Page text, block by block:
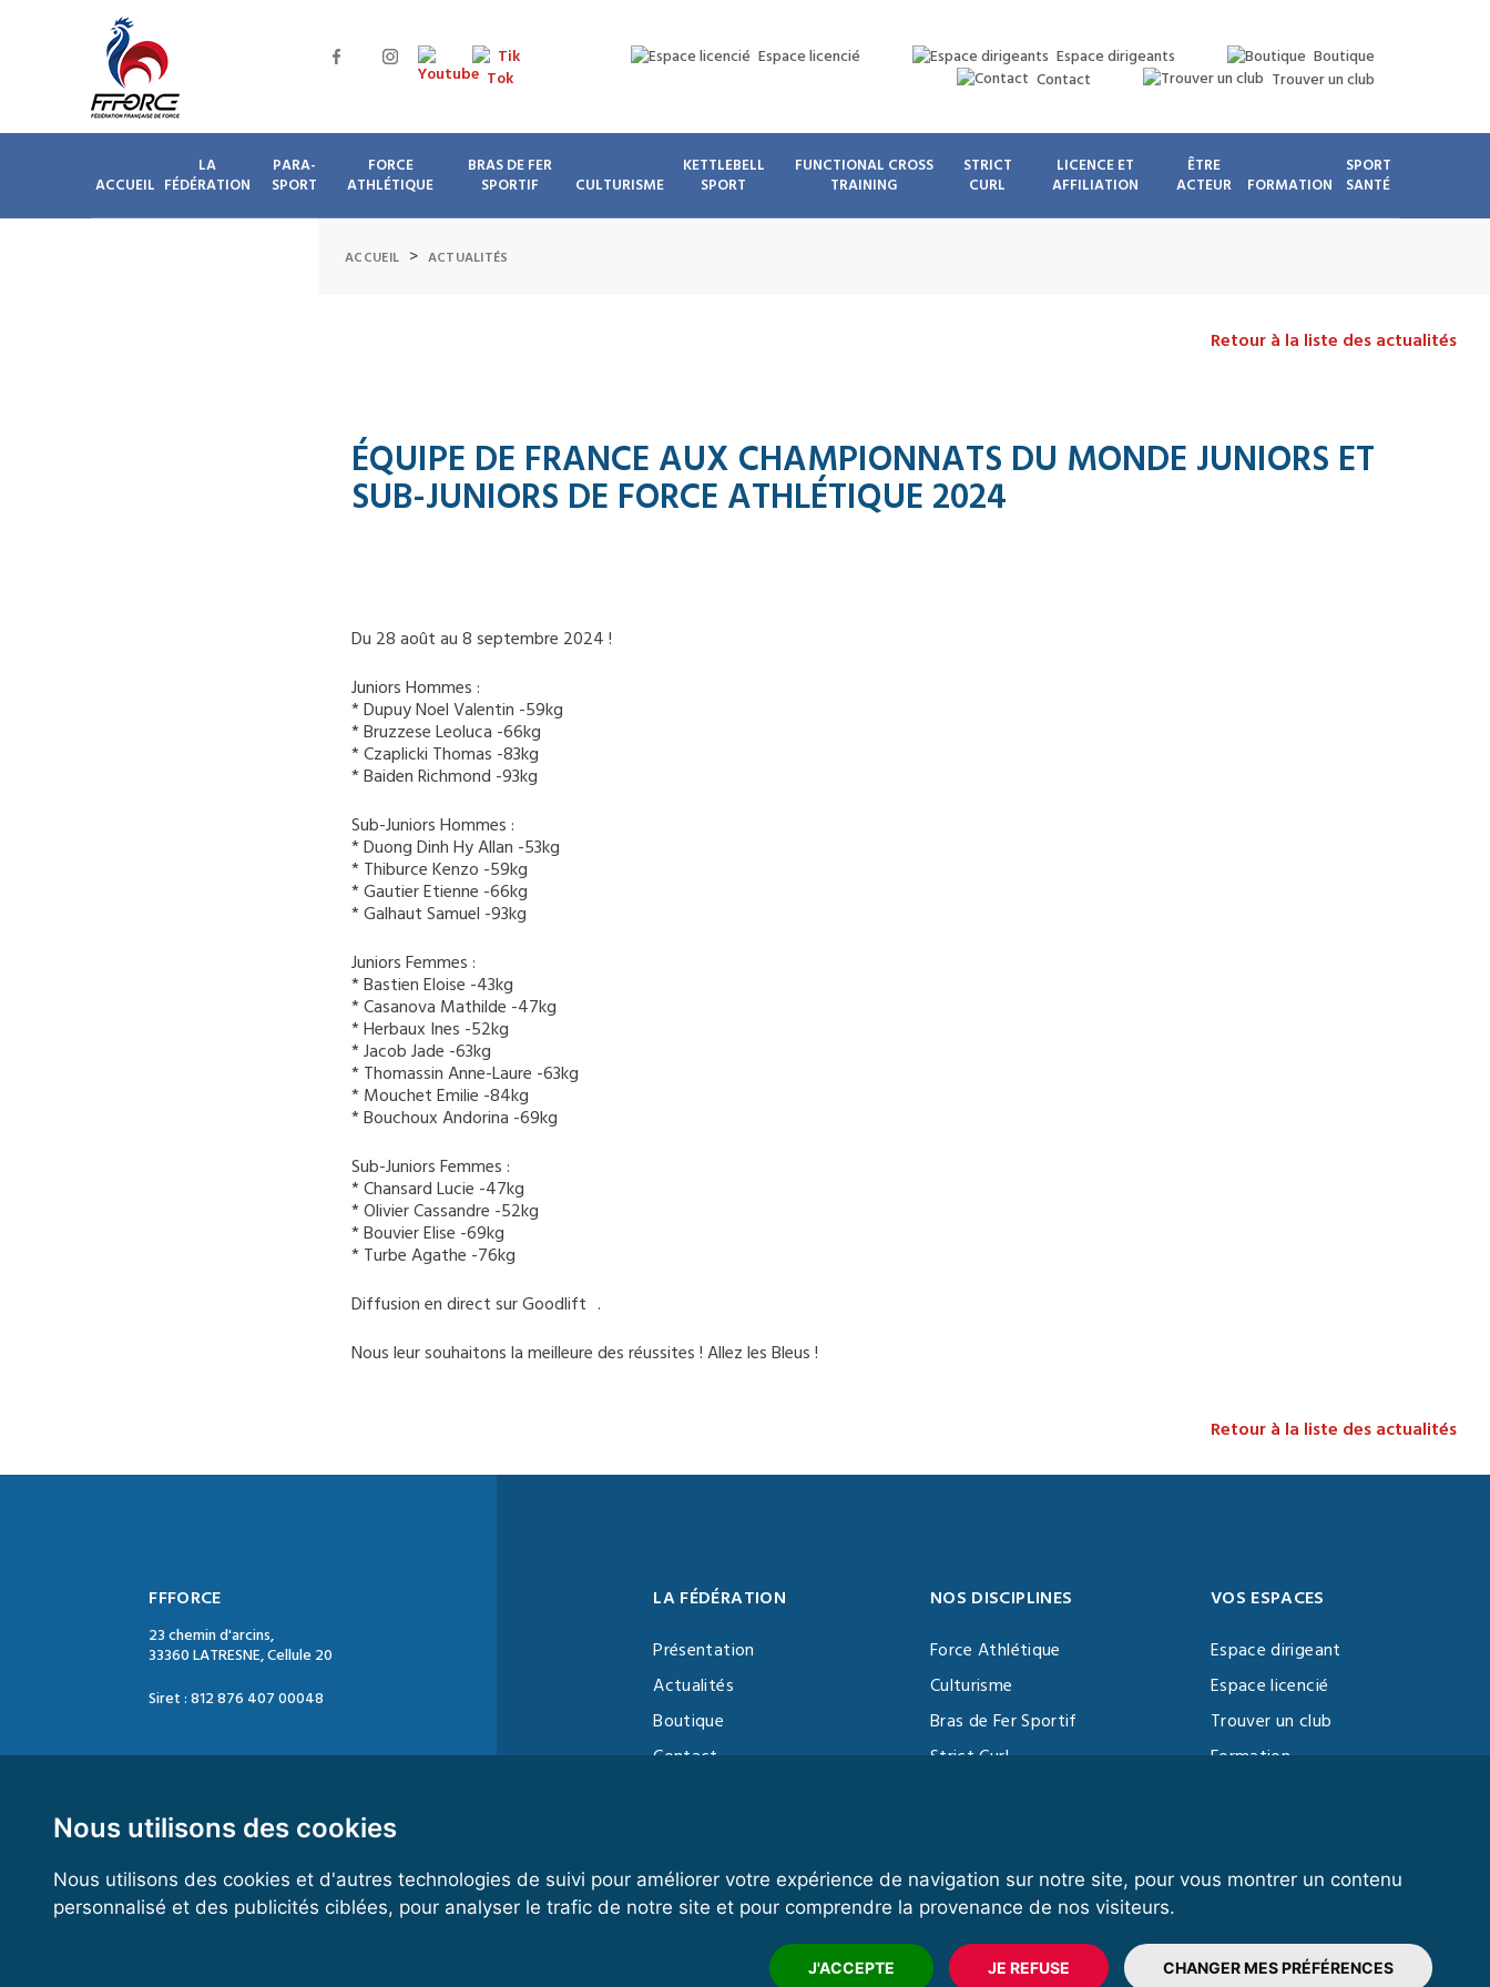
Nous utilisons des cookies
Nous utilisons des cookies et d'autres technologies de suivi pour améliorer votre expérience de navigation sur notre site, pour vous montrer un contenu
personnalisé et des publicités ciblées, pour analyser le trafic de notre site et pour comprendre la provenance de nos visiteurs.
J'ACCEPTE JE REFUSE CHANGER MES PRÉFÉRENCES
Espace licencié Espace dirigeants
Boutique
Contact
Trouver un club
ACCUEIL
LA
FÉDÉRATION
PARA-
SPORT
FORCE
ATHLÉTIQUE
BRAS DE FER
SPORTIF
CULTURISME
KETTLEBELL
SPORT
FUNCTIONAL CROSS
TRAINING
STRICT
CURL
LICENCE ET
AFFILIATION
ÊTRE
ACTEUR
FORMATION
SPORT
SANTÉ
ACCUEIL > ACTUALITÉS
Retour à la liste des actualités
ÉQUIPE DE FRANCE AUX CHAMPIONNATS DU MONDE JUNIORS ET
SUB-JUNIORS DE FORCE ATHLÉTIQUE 2024
Du 28 août au 8 septembre 2024 !
Juniors Hommes :
* Dupuy Noel Valentin -59kg
* Bruzzese Leoluca -66kg
* Czaplicki Thomas -83kg
* Baiden Richmond -93kg
Sub-Juniors Hommes :
* Duong Dinh Hy Allan -53kg
* Thiburce Kenzo -59kg
* Gautier Etienne -66kg
* Galhaut Samuel -93kg
Juniors Femmes :
* Bastien Eloise -43kg
* Casanova Mathilde -47kg
* Herbaux Ines -52kg
* Jacob Jade -63kg
* Thomassin Anne-Laure -63kg
* Mouchet Emilie -84kg
* Bouchoux Andorina -69kg
Sub-Juniors Femmes :
* Chansard Lucie -47kg
* Olivier Cassandre -52kg
* Bouvier Elise -69kg
* Turbe Agathe -76kg
Diffusion en direct sur Goodlift .
Nous leur souhaitons la meilleure des réussites ! Allez les Bleus !
Retour à la liste des actualités
FFFORCE
23 chemin d'arcins,
33360 LATRESNE, Cellule 20
Siret : 812 876 407 00048
Mail : contact@ffforce.fr
Horaires d’ouverture :
Du mardi au jeudi
LA FÉDÉRATION
Présentation
Actualités
Boutique
Contact
NOS DISCIPLINES
Force Athlétique
Culturisme
Bras de Fer Sportif
Strict Curl
VOS ESPACES
Espace dirigeant
Espace licencié
Trouver un club
Formation
© 2020 FFFORCE Tous droits réservés
Mentions légales
Plan du site Données personnelles Réalisation Exalto